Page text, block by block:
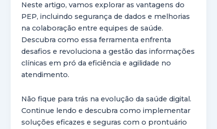
Neste artigo, vamos explorar as vantagens do
PEP, incluindo segurança de dados e melhorias
na colaboração entre equipes de saúde.
Descubra como essa ferramenta enfrenta
desafios e revoluciona a gestão das informações
clínicas em pró da eficiência e agilidade no
atendimento.
Não fique para trás na evolução da saúde digital.
Continue lendo e descubra como implementar
soluções eficazes e seguras com o prontuário